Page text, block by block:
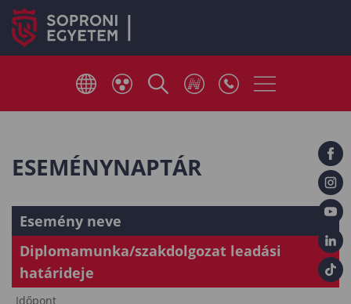
ESEMÉNYNAPTÁR
Esemény neve
Diplomamunka/szakdolgozat leadási
határideje
Időpont